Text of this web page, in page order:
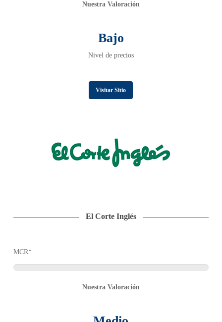
Nuestra Valoración
Bajo
Nivel de precios
Visitar Sitio
El Corte Inglés
MCR*
Nuestra Valoración